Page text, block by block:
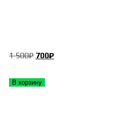
1 500₽ 700₽
В корзину